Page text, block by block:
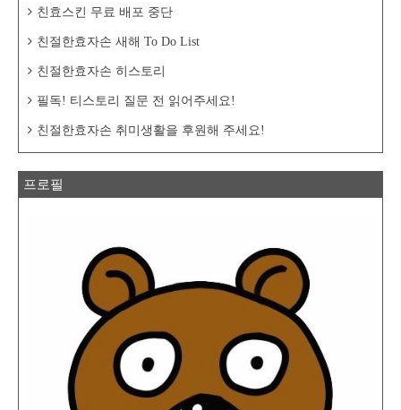
은 ..
친효스킨 무료 배포 중단
친절한효자손 새해 To Do List
친절한효자손 히스토리
필독! 티스토리 질문 전 읽어주세요!
친절한효자손 취미생활을 후원해 주세요!
프로필